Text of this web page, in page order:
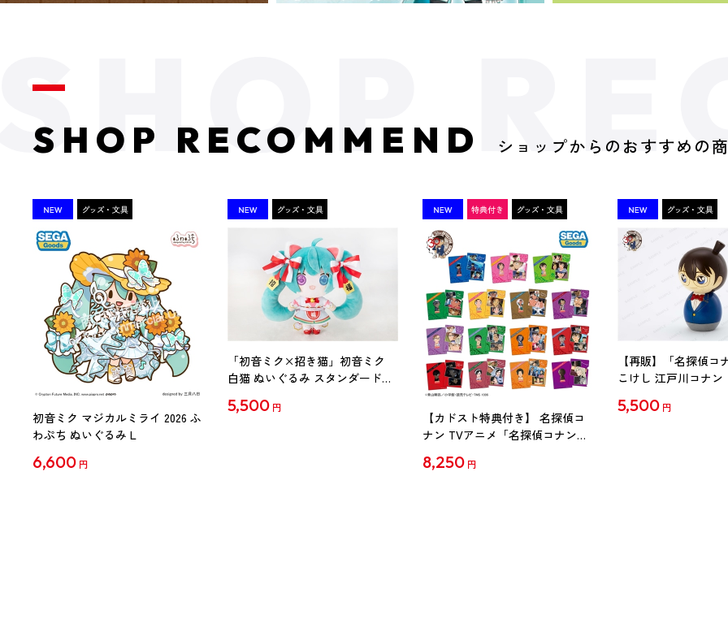
SHOP RECOMMEND ショップからのおすすめの
初音ミク マジカルミライ 2026 ふ
わぷち ぬいぐるみ L
6,600 円
「初音ミク×招き猫」初音ミク
白猫 ぬいぐるみ スタンダード
5,500 円
【カドスト特典付き】 名探偵コ
ナン TVアニメ「名探偵コナン」
【1BOX】
8,250 円
【再販】「名探偵コ
こけし 江戸川コナン
5,500 円